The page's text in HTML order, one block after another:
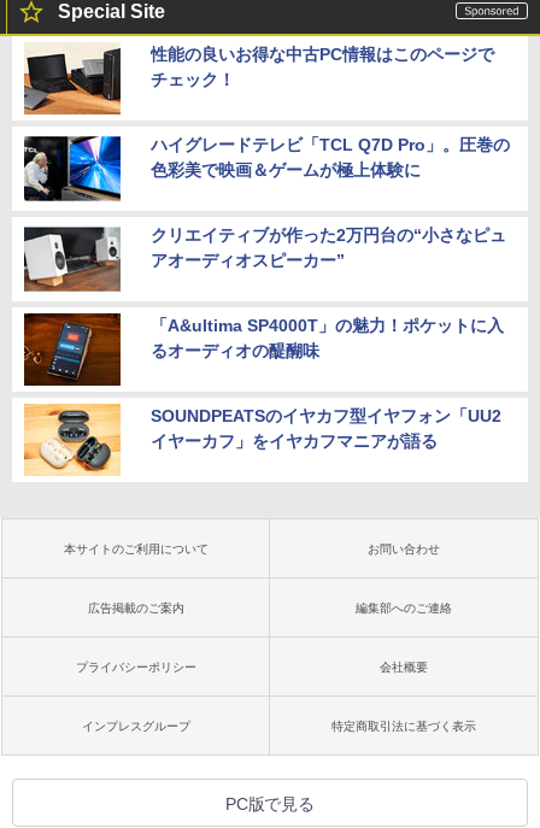
Special Site
性能の良いお得な中古PC情報はこのページで
チェック！
ハイグレードテレビ「TCL Q7D Pro」。圧巻の
色彩美で映画＆ゲームが極上体験に
クリエイティブが作った2万円台の“小さなピュ
アオーディオスピーカー”
「A&ultima SP4000T」の魅力！ポケットに入
るオーディオの醍醐味
SOUNDPEATSのイヤカフ型イヤフォン「UU2
イヤーカフ」をイヤカフマニアが語る
本サイトのご利用について お問い合わせ
広告掲載のご案内 編集部へのご連絡
プライバシーポリシー 会社概要
インプレスグループ 特定商取引法に基づく表示
PC版で見る